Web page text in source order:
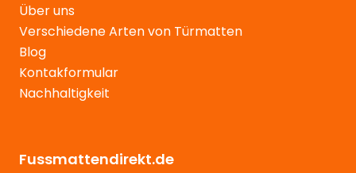
Über uns
Verschiedene Arten von Türmatten
Blog
Kontakformular
Nachhaltigkeit
Fussmattendirekt.de